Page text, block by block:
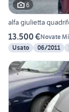
6
alfa giulietta
13.500 €Novate
Usato
06/2011